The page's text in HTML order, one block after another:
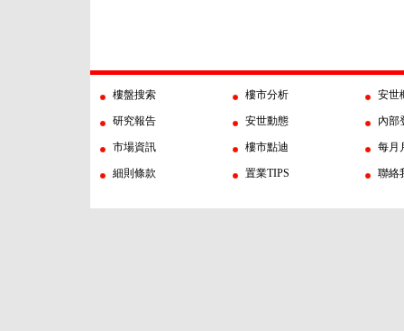
樓盤搜索 樓市分析 安世
研究報告 安世動態 內部
市場資訊 樓市點迪 每月
細則條款 置業TIPS 聯絡